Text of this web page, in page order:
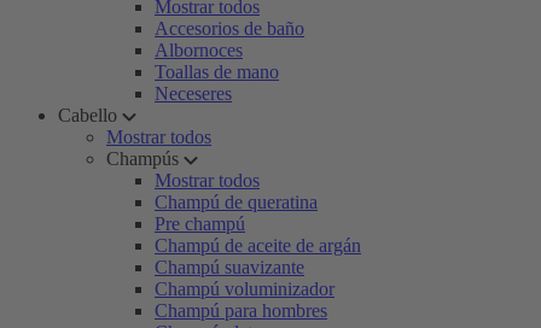
Mostrar todos
Accesorios de baño
Albornoces
Toallas de mano
Neceseres
Cabello
Mostrar todos
Champús
Mostrar todos
Champú de queratina
Pre champú
Champú de aceite de argán
Champú suavizante
Champú voluminizador
Champú para hombres